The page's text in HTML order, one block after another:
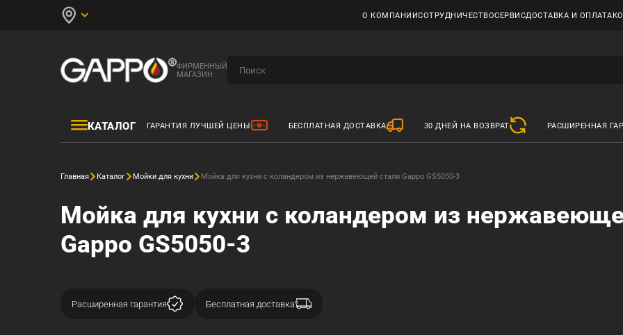
О КОМПАНИИСОТРУДНИЧЕСТВОСЕРВИСДОСТАВКА И ОПЛАТА
ФИРМЕННЫЙ
МАГАЗИН
КАТАЛОГ ГАРАНТИЯ ЛУЧШЕЙ ЦЕНЫ БЕСПЛАТНАЯ ДОСТАВКА 30 ДНЕЙ НА ВОЗВРАТ РАСШИРЕННАЯ
Главная Каталог Мойки для кухни Мойка для кухни с коландером из нержавеющей стали Gappo GS5050-3
Мойка для кухни с коландером из
Gappo GS5050-3
Расширенная гарантия Бесплатная доставка